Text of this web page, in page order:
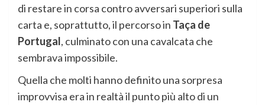
di restare in corsa contro avversari superiori sulla
carta e, soprattutto, il percorso in Taça de
Portugal, culminato con una cavalcata che
sembrava impossibile.
Quella che molti hanno definito una sorpresa
improvvisa era in realtà il punto più alto di un